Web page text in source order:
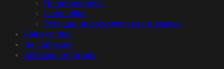
Remerciements
Liens utiles
Politique de prévention des maladies
Faire un don
Se connecter
Adhésion et forfaits